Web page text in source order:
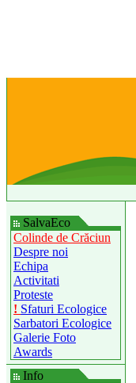
SalvaEco
Colinde de Crăciun
Despre noi
Echipa
Activitati
Proteste
! Sfaturi Ecologice
Sarbatori Ecologice
Galerie Foto
Awards
Info